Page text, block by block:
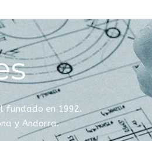
fundado en 1992.
y Andorra.